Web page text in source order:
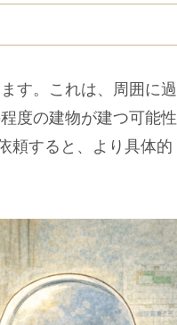
す。これは、周囲に過
度の建物が建つ可能性
頼すると、より具体的